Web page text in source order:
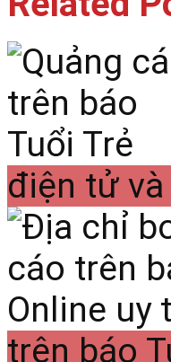
điện tử
trên báo